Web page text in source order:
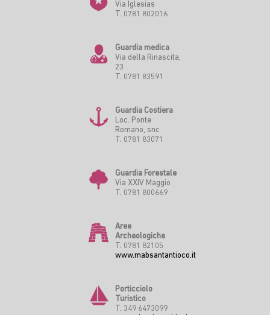
Via Iglesias
T. 0781 802016
Guardia medica
Via della Rinascita,
23
T. 0781 83591
Guardia Costiera
Loc. Ponte
Romano, snc
T. 0781 83071
Guardia Forestale
Via XXIV Maggio
T. 0781 800669
Aree
Archeologiche
T. 0781 82105
www.mabsantantioco.it
Porticciolo
Turistico
T. 349 6473099